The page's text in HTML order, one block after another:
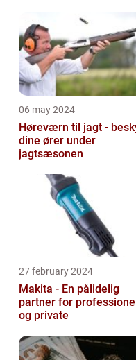
06 may 2024
Høreværn til jagt -
dine ører under
jagtsæsonen
27 february 2024
Makita - En pålidelig
partner for
og private